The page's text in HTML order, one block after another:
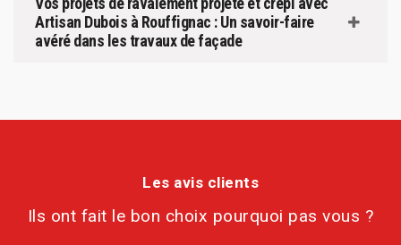
Artisan Dubois à Rouffignac : Un savoir-faire
avéré dans les travaux de façade
Les avis clients
Ils ont fait le bon choix pourquoi pas vous ?